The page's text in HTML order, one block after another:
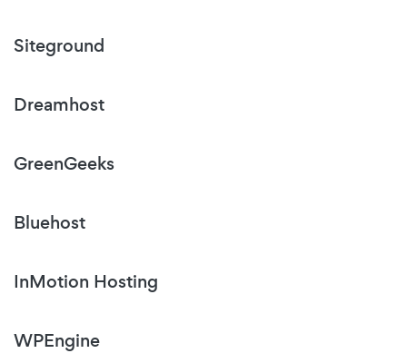
Siteground
Dreamhost
GreenGeeks
Bluehost
InMotion Hosting
WPEngine